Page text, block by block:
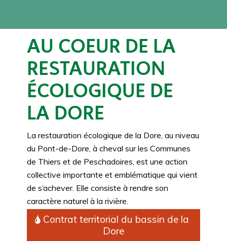
AU COEUR DE LA
RESTAURATION
ÉCOLOGIQUE DE
LA DORE
La restauration écologique de la Dore, au niveau
du Pont-de-Dore, à cheval sur les Communes
de Thiers et de Peschadoires, est une action
collective importante et emblématique qui vient
de s’achever. Elle consiste à rendre son
caractère naturel à la rivière.
Contrat territorial du bassin de la
Dore